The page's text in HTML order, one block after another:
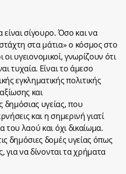
σίγουρο. Όσο και να
στα μάτια» ο κόσμος στο
οι υγειονομικοί, γνωρίζουν ότι
τυχαία. Είναι το άμεσο
εγκληματικής πολιτικής
και
υγείας, που
και η σημερινή γιατί
του λαού και όχι δικαίωμα.
δημόσιες δομές υγείας όπως
για να δίνονται τα χρήματα